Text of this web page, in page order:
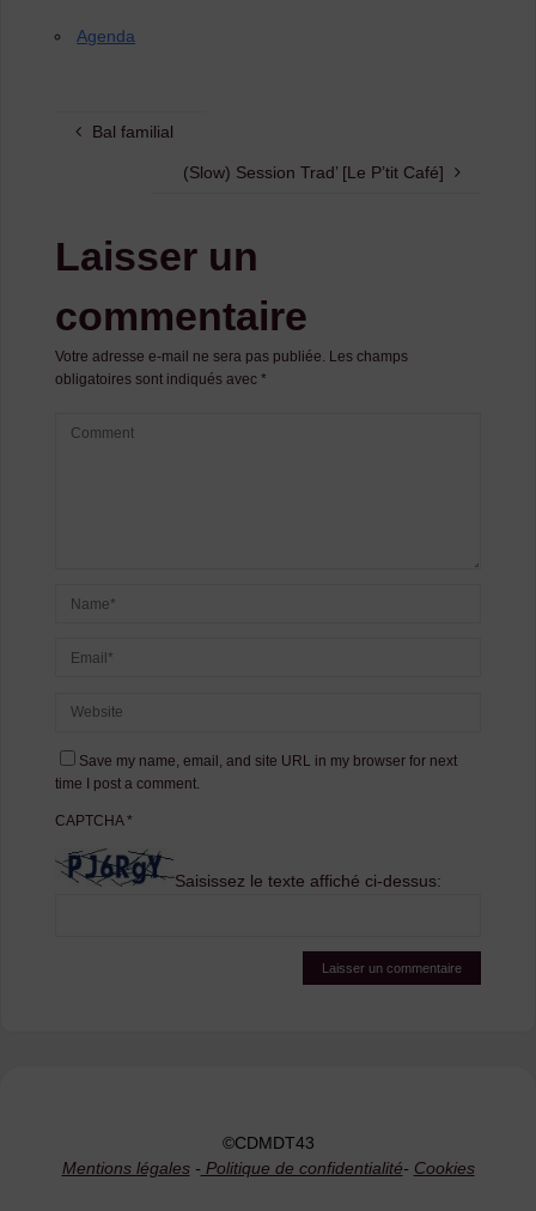
Agenda
Bal familial
(Slow) Session Trad’ [Le P’tit Café]
Laisser un
commentaire
Votre adresse e-mail ne sera pas publiée. Les champs
obligatoires sont indiqués avec *
Save my name, email, and site URL in my browser for next
time I post a comment.
CAPTCHA*
Saisissez le texte affiché ci-dessus:
©CDMDT43
Mentions légales- Politique de confidentialité- Cookies